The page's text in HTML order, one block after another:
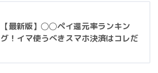
【最新版】◯◯ペイ還元率ランキン
グ！イマ使うべきスマホ決済はコレだ